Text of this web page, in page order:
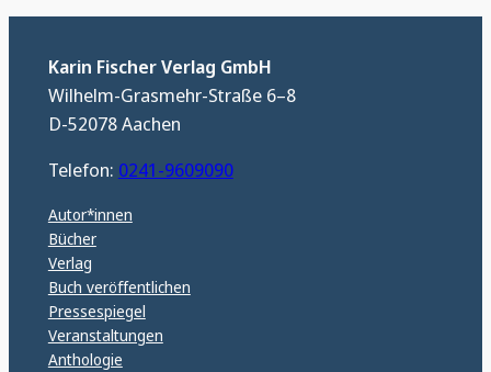
Karin Fischer Verlag GmbH
Wilhelm-Grasmehr-Straße 6–8
D-52078 Aachen
Telefon: 0241-9609090
Autor*innen
Bücher
Verlag
Buch veröffentlichen
Pressespiegel
Veranstaltungen
Anthologie